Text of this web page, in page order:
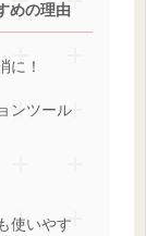
めの理由
に！
ンツール
使いやす